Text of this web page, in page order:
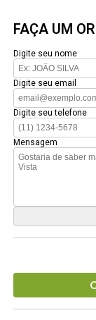
FAÇA UM
Digite seu nome
Digite seu email
Digite seu telefone
Mensagem